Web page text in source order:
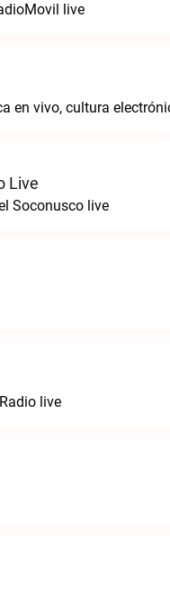
live
Live
Soconusco live
live